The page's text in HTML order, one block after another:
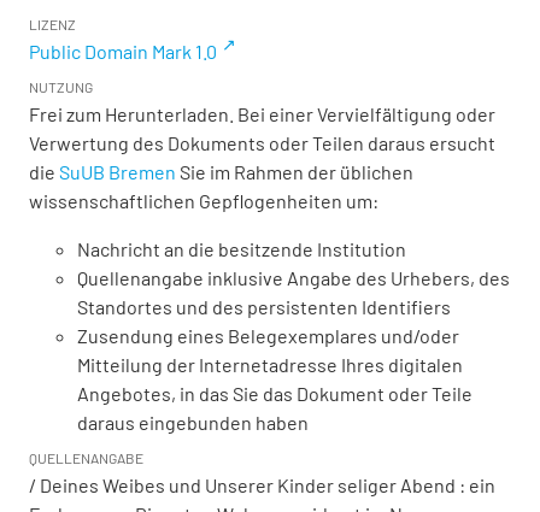
LIZENZ
Public Domain Mark 1.0
NUTZUNG
Frei zum Herunterladen. Bei einer Vervielfältigung oder
Verwertung des Dokuments oder Teilen daraus ersucht
die SuUB Bremen Sie im Rahmen der üblichen
wissenschaftlichen Gepflogenheiten um:
Nachricht an die besitzende Institution
Quellenangabe inklusive Angabe des Urhebers, des
Standortes und des persistenten Identifiers
Zusendung eines Belegexemplares und/oder
Mitteilung der Internetadresse Ihres digitalen
Angebotes, in das Sie das Dokument oder Teile
daraus eingebunden haben
QUELLENANGABE
/ Deines Weibes und Unserer Kinder seliger Abend : ein